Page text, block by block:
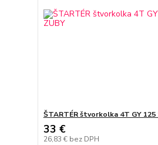
ŠTARTÉR štvorkolka 4T GY 125
33 €
26,83 € bez DPH